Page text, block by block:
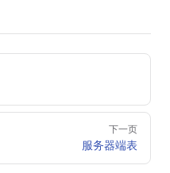
下一页
服务器端表